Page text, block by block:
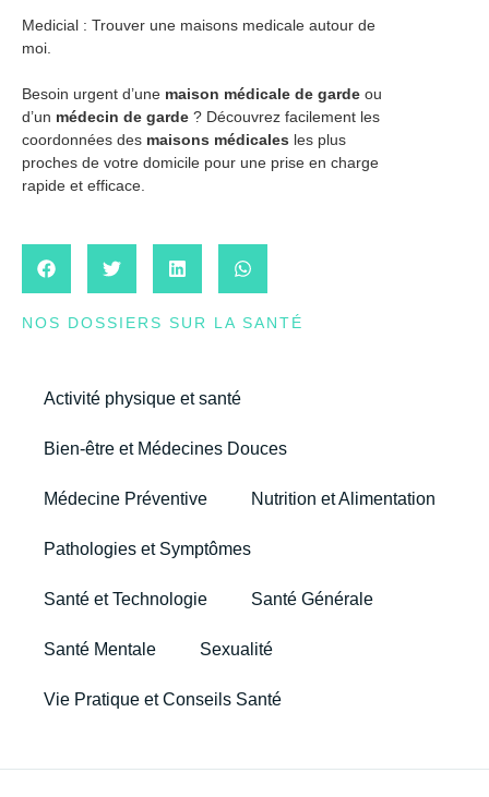
Medicial : Trouver une maisons medicale autour de
moi.
Besoin urgent d’une maison médicale de garde ou
d’un médecin de garde ? Découvrez facilement les
coordonnées des maisons médicales les plus
proches de votre domicile pour une prise en charge
rapide et efficace.
NOS DOSSIERS SUR LA SANTÉ
Activité physique et santé
Bien-être et Médecines Douces
Médecine Préventive Nutrition et Alimentation
Pathologies et Symptômes
Santé et Technologie Santé Générale
Santé Mentale Sexualité
Vie Pratique et Conseils Santé